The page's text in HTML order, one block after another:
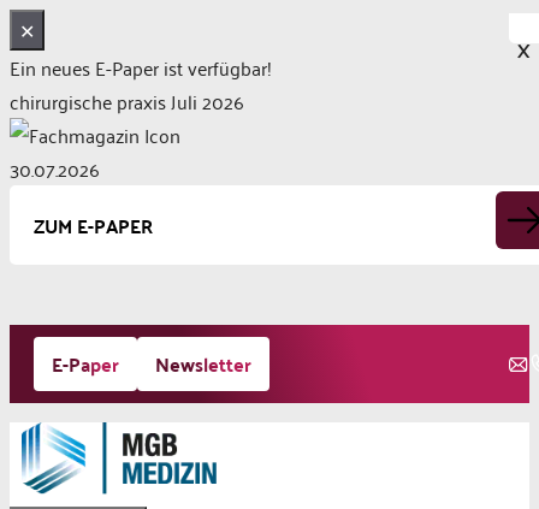
✕
Ein neues E-Paper ist verfügbar!
chirurgische praxis Juli 2026
30.07.2026
ZUM E-PAPER
Zum
Inhalt
springen
E-Paper Newsletter
X